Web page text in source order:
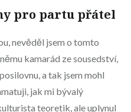
pro partu přátel
nevěděl jsem o tomto
kamarád ze sousedství,
a tak jsem mohl
jak mi bývalý
teoretik, ale uplynul